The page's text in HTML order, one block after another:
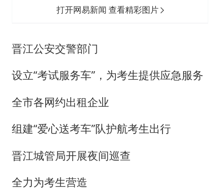
打开网易新闻 查看精彩图片
晋江公安交警部门
设立“考试服务车”，为考生提供应急服务
全市各网约出租企业
组建“爱心送考车”队护航考生出行
晋江城管局开展夜间巡查
全力为考生营造